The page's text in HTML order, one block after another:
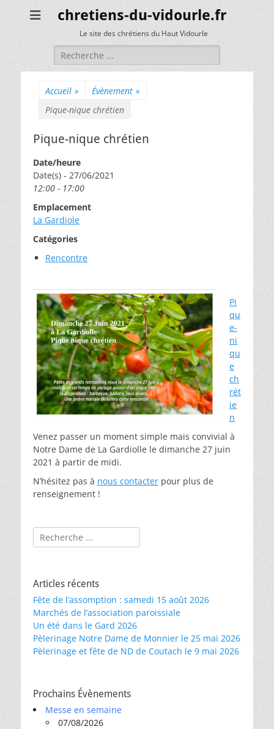
chretiens-du-vidourle.fr
Le site des chrétiens du Haut Vidourle
Rechercher :
Accueil » Évènement »
Pique-nique chrétien
Pique-nique chrétien
Date/heure
Date(s) - 27/06/2021
12:00 - 17:00
Emplacement
La Gardiole
Catégories
Rencontre
Pi
qu
e-
ni
qu
e
ch
rét
ie
n
Venez passer un moment simple mais convivial à
Notre Dame de La Gardiolle le dimanche 27 juin
2021 à partir de midi.
N’hésitez pas à nous contacter pour plus de
renseignement !
Rechercher :
Articles récents
Fête de l’assomption : samedi 15 août 2026
Marchés de l’association paroissiale
Un été dans le Gard 2026
Pèlerinage Notre Dame de Monnier le 25 mai 2026
Pèlerinage et fête de ND de Coutach le 9 mai 2026
Prochains Évènements
Messe en semaine
07/08/2026